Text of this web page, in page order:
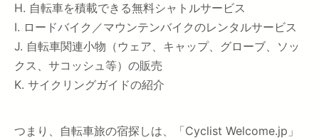
H. 自転車を積載できる無料シャトルサービス
I. ロードバイク／マウンテンバイクのレンタルサービス
J. 自転車関連小物（ウェア、キャップ、グローブ、ソッ
クス、サコッシュ等）の販売
K. サイクリングガイドの紹介
つまり、自転車旅の宿探しは、「Cyclist Welcome.jp」